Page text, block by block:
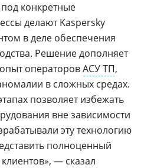
конкретные
делают Kaspersky
в деле обеспечения
Решение дополняет
операторовАСУ ТП,
в сложных средах.
позволяет избежать
вне зависимости
эту технологию
полноценный
— сказал